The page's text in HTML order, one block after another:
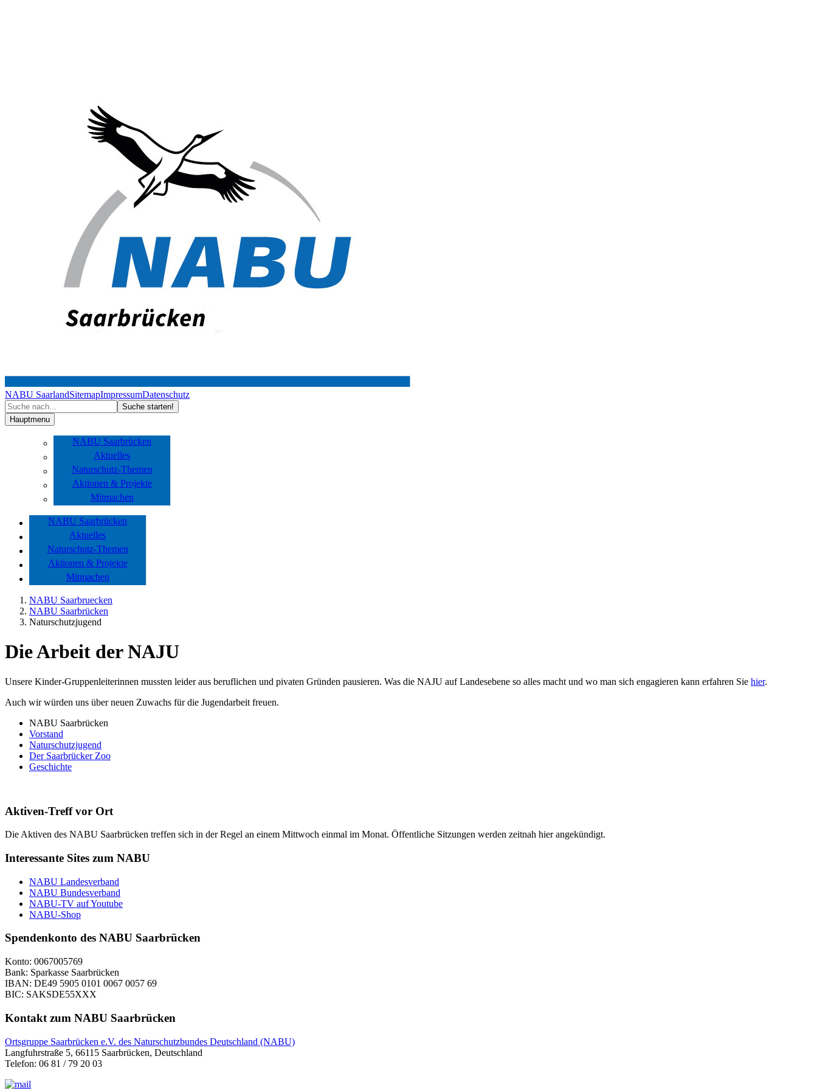
NABU SaarlandSitemapImpressumDatenschutz
Hauptmenu
NABU Saarbrücken
Aktuelles
Naturschutz-Themen
Aktionen & Projekte
Mitmachen
NABU Saarbrücken
Aktuelles
Naturschutz-Themen
Aktionen & Projekte
Mitmachen
NABU Saarbruecken
NABU Saarbrücken
Naturschutzjugend
Die Arbeit der NAJU
Unsere Kinder-Gruppenleiterinnen mussten leider aus beruflichen und pivaten Gründen pausieren. Was die NAJU auf Landesebene so alles macht und wo man sich engagieren kann erfahren Sie hier.
Auch wir würden uns über neuen Zuwachs für die Jugendarbeit freuen.
NABU Saarbrücken
Vorstand
Naturschutzjugend
Der Saarbrücker Zoo
Geschichte
Aktiven-Treff vor Ort
Die Aktiven des NABU Saarbrücken treffen sich in der Regel an einem Mittwoch einmal im Monat. Öffentliche Sitzungen werden zeitnah hier angekündigt.
Interessante Sites zum NABU
NABU Landesverband
NABU Bundesverband
NABU-TV auf Youtube
NABU-Shop
Spendenkonto des NABU Saarbrücken
Konto: 0067005769
Bank: Sparkasse Saarbrücken
IBAN: DE49 5905 0101 0067 0057 69
BIC: SAKSDE55XXX
Kontakt zum NABU Saarbrücken
Ortsgruppe Saarbrücken e.V. des Naturschutzbundes Deutschland (NABU)
Langfuhrstraße 5, 66115 Saarbrücken, Deutschland
Telefon: 06 81 / 79 20 03